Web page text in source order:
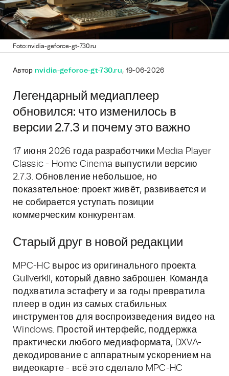
Foto: nvidia-geforce-gt-730.ru
Автор nvidia-geforce-gt-730.ru, 19-06-2026
Легендарный медиаплеер
обновился: что изменилось в
версии 2.7.3 и почему это важно
17 июня 2026 года разработчики Media Player
Classic - Home Cinema выпустили версию
2.7.3. Обновление небольшое, но
показательное: проект живёт, развивается и
не собирается уступать позиции
коммерческим конкурентам.
Старый друг в новой редакции
MPC-HC вырос из оригинального проекта
Guliverkli, который давно заброшен. Команда
подхватила эстафету и за годы превратила
плеер в один из самых стабильных
инструментов для воспроизведения видео на
Windows. Простой интерфейс, поддержка
практически любого медиаформата, DXVA-
декодирование с аппаратным ускорением на
видеокарте - всё это сделало MPC-HC